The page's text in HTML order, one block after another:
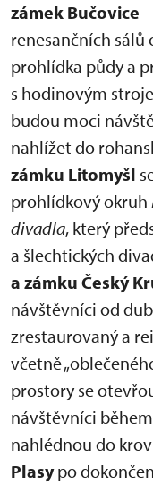
zámek Bučovice
renesančních
prohlídka půdy a
s hodinovým
budou moci
nahlížet do
zámku Litomyšl
prohlídkový okruh
divadla, který
a šlechtických
a zámku Český
návštěvníci od
zrestaurovaný a
včetně
prostory se
návštěvníci
nahlédnou do
Plasypo